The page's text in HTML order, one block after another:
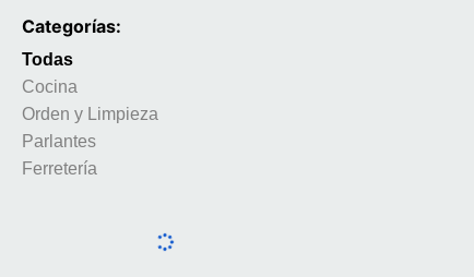
Categorías:
Todas
Cocina
Orden y Limpieza
Parlantes
Ferretería